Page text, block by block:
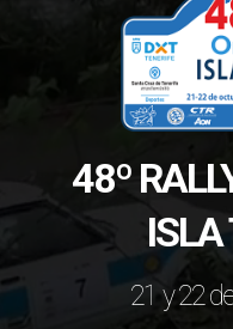
48º
ISLA
21 y 22